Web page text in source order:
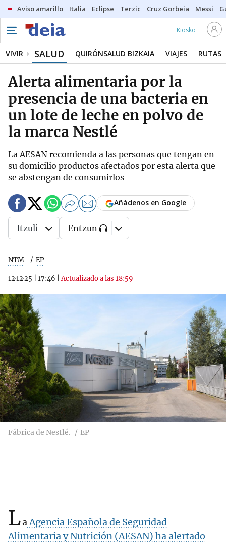
Aviso amarillo Italia Eclipse Terzic Cruz Gorbeia Messi
Kiosko
VIVIR SALUD QUIRÓNSALUD BIZKAIA VIAJES RUTAS
Alerta alimentaria por la
presencia de una bacteria en
un lote de leche en polvo de
la marca Nestlé
La AESAN recomienda a las personas que tengan en
su domicilio productos afectados por esta alerta que
se abstengan de consumirlos
NTM EP
12·12·25 17:46 |Actualizado a las 18:59
Añádenos en Google
Itzuli Entzun
Fábrica de Nestlé. EP
LaAgencia Española de Seguridad
Alimentaria y Nutrición (AESAN) ha alertado